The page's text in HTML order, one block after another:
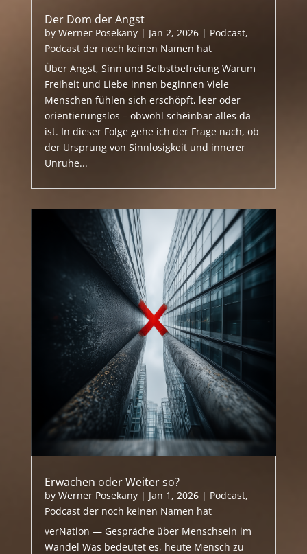
Der Dom der Angst
by Werner Posekany| Jan 2, 2026| Podcast,
Podcast der noch keinen Namen hat
Über Angst, Sinn und Selbstbefreiung Warum
Freiheit und Liebe innen beginnen Viele
Menschen fühlen sich erschöpft, leer oder
orientierungslos – obwohl scheinbar alles da
ist. In dieser Folge gehe ich der Frage nach, ob
der Ursprung von Sinnlosigkeit und innerer
Unruhe...
Erwachen oder Weiter so?
by Werner Posekany| Jan 1, 2026| Podcast,
Podcast der noch keinen Namen hat
verNation — Gespräche über Menschsein im
Wandel Was bedeutet es, heute Mensch zu